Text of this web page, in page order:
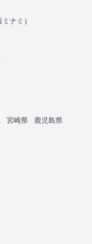
ミナミ ）
宮崎県
鹿児島県